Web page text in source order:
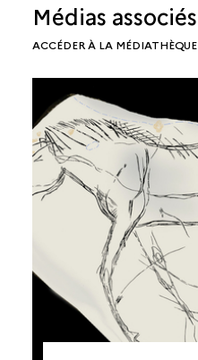
Médias associés
ACCÉDER À LA MÉDIATHÈQUE